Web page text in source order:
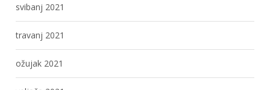
svibanj 2021
travanj 2021
ožujak 2021